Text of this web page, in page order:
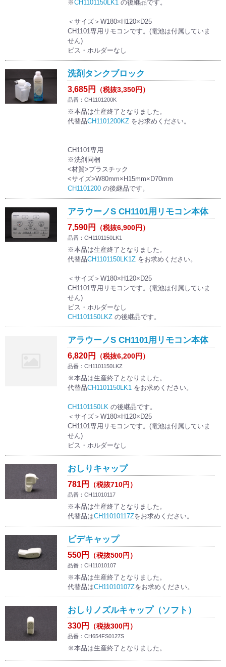
※CH1101150LK1の後継品です。
＜サイズ＞W180×H120×D25
CH1101専用リモコンです。(電池は付属していま
せん)
ビス・ホルダーなし
洗剤タンクブロック
3,685円 （税抜3,350円）
品番：CH1101200K
※本品は生産終了となりました。
代替品CH1101200KZをお求めください。
CH1101専用
※洗剤同梱
<材質>プラスチック
<サイズ>W80mm×H15mm×D70mm
CH1101200の後継品です。
アラウーノS CH1101用リモコン本体
7,590円 （税抜6,900円）
品番：CH1101150LK1
※本品は生産終了となりました。
代替品CH1101150LK1Z をお求めください。
＜サイズ＞W180×H120×D25
CH1101専用リモコンです。(電池は付属していま
せん)
ビス・ホルダーなし
CH1101150LKZの後継品です。
アラウーノS CH1101用リモコン本体
6,820円 （税抜6,200円）
品番：CH1101150LKZ
※本品は生産終了となりました。
代替品CH1101150LK1をお求めください。
CH1101150LKの後継品です。
＜サイズ＞W180×H120×D25
CH1101専用リモコンです。(電池は付属していま
せん)
ビス・ホルダーなし
おしりキャップ
781円 （税抜710円）
品番：CH11010117
※本品は生産終了となりました。
代替品はCH11010117Zをお求めください。
ビデキャップ
550円 （税抜500円）
品番：CH11010107
※本品は生産終了となりました。
代替品はCH11010107Zをお求めください。
おしりノズルキャップ（ソフト）
330円 （税抜300円）
品番：CH654FS0127S
※本品は生産終了となりました。